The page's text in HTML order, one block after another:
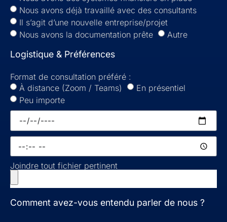
Nous avons déjà travaillé avec des consultants
Il s’agit d’une nouvelle entreprise/projet
Nous avons la documentation prête
Autre
Logistique & Préférences
Format de consultation préféré :
À distance (Zoom / Teams)
En présentiel
Peu importe
Joindre tout fichier pertinent
Comment avez-vous entendu parler de nous ?